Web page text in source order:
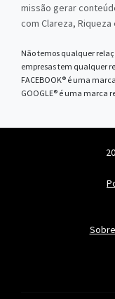
missão gerar
com Clareza, Riqueza
Não temos qualquer
empresas tem qualquer
FACEBOOK® é uma
GOOGLE® é uma marca